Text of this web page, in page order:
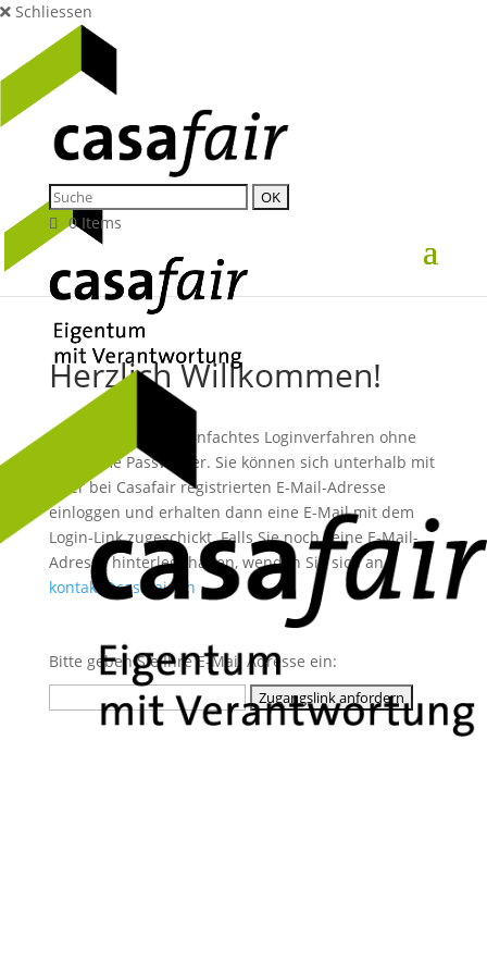
Schliessen
0 Items
Herzlich Willkommen!
Wir nutzen ein vereinfachtes Loginverfahren ohne
mühsame Passwörter. Sie können sich unterhalb mit
Ihrer bei Casafair registrierten E-Mail-Adresse
einloggen und erhalten dann eine E-Mail mit dem
Login-Link zugeschickt. Falls Sie noch keine E-Mail-
Adresse hinterlegt haben, wenden Sie sich an
kontakt@casafair.ch
Bitte geben Sie Ihre E-Mail Adresse ein: